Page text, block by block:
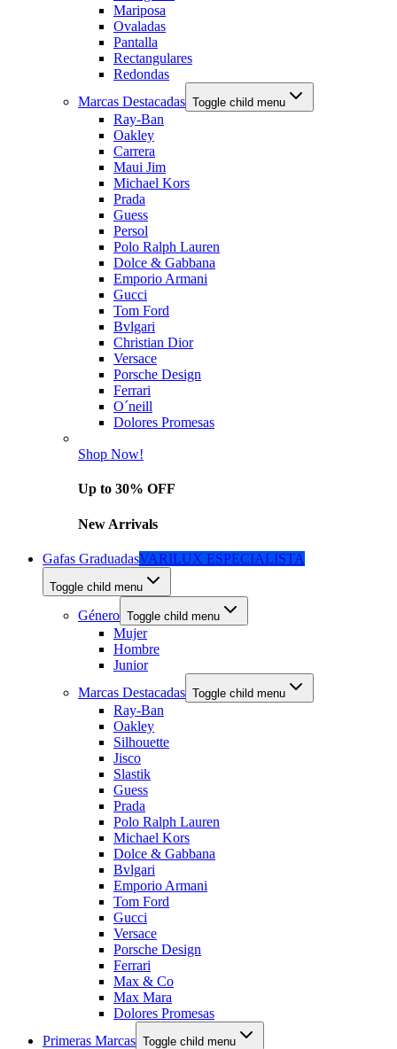
Mariposa
Ovaladas
Pantalla
Rectangulares
Redondas
Marcas Destacadas Toggle child menu
Ray-Ban
Oakley
Carrera
Maui Jim
Michael Kors
Prada
Guess
Persol
Polo Ralph Lauren
Dolce & Gabbana
Emporio Armani
Gucci
Tom Ford
Bvlgari
Christian Dior
Versace
Porsche Design
Ferrari
O´neill
Dolores Promesas
Shop Now!
Up to 30% OFF
New Arrivals
Gafas GraduadasVARILUX ESPECIALISTA
Toggle child menu
Género Toggle child menu
Mujer
Hombre
Junior
Marcas Destacadas Toggle child menu
Ray-Ban
Oakley
Silhouette
Jisco
Slastik
Guess
Prada
Polo Ralph Lauren
Michael Kors
Dolce & Gabbana
Bvlgari
Emporio Armani
Tom Ford
Gucci
Versace
Porsche Design
Ferrari
Max & Co
Max Mara
Dolores Promesas
Primeras Marcas Toggle child menu